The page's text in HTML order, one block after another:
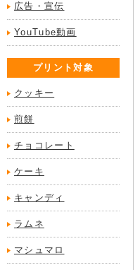
広告・宣伝
YouTube動画
プリント対象
クッキー
煎餅
チョコレート
ケーキ
キャンディ
ラムネ
マシュマロ